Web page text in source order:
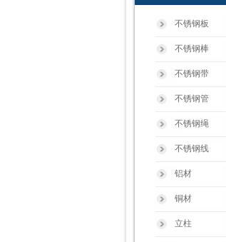
不锈钢板
不锈钢棒
不锈钢带
不锈钢管
不锈钢绳
不锈钢线
铝材
铜材
立柱